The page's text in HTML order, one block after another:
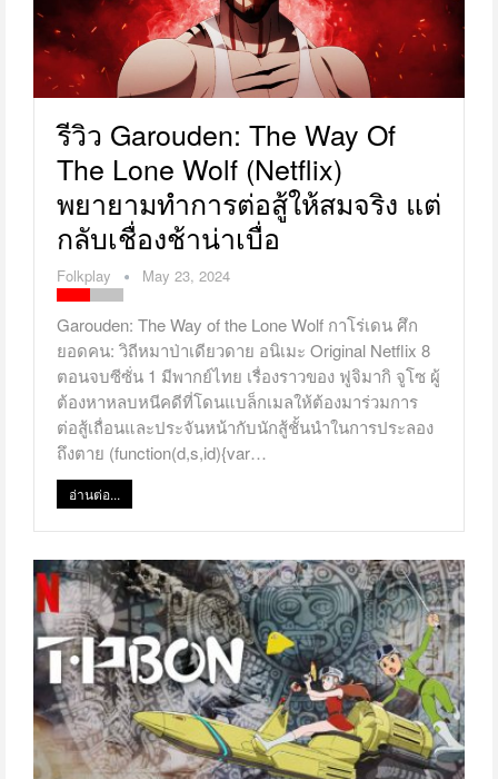
รีวิว Garouden: The Way Of
The Lone Wolf (Netflix)
พยายามทำการต่อสู้ให้สมจริง แต่
กลับเชื่องช้าน่าเบื่อ
Folkplay May 23, 2024
Garouden: The Way of the Lone Wolf กาโร่เดน ศึก
ยอดคน: วิถีหมาป่าเดียวดาย อนิเมะ Original Netflix 8
ตอนจบซีซั่น 1 มีพากย์ไทย เรื่องราวของ ฟูจิมากิ จูโซ ผู้
ต้องหาหลบหนีคดีที่โดนแบล็กเมลให้ต้องมาร่วมการ
ต่อสู้เถื่อนและประจันหน้ากับนักสู้ชั้นนำในการประลอง
ถึงตาย (function(d,s,id){var…
อ่านต่อ...